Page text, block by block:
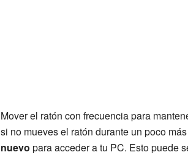
Mover el ratón con frecuencia para
si no mueves el ratón durante un poco
nuevo para acceder a tu PC. Esto puede